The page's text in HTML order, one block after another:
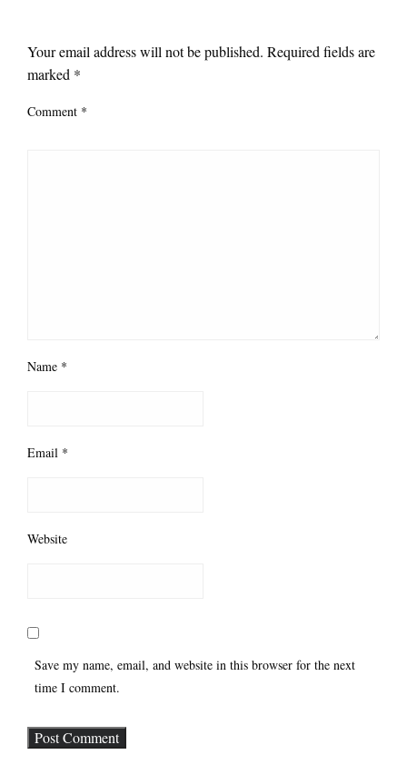
Your email address will not be published. Required fields are
marked *
Comment *
Name *
Email *
Website
Save my name, email, and website in this browser for the next
time I comment.